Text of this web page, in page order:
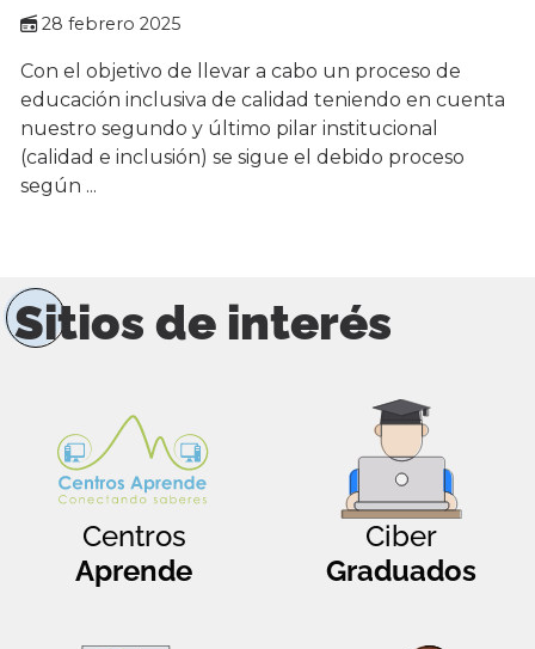
28 febrero 2025
Con el objetivo de llevar a cabo un proceso de
educación inclusiva de calidad teniendo en cuenta
nuestro segundo y último pilar institucional
(calidad e inclusión) se sigue el debido proceso
según ...
Sitios de interés
Centros
Aprende
Ciber
Graduados